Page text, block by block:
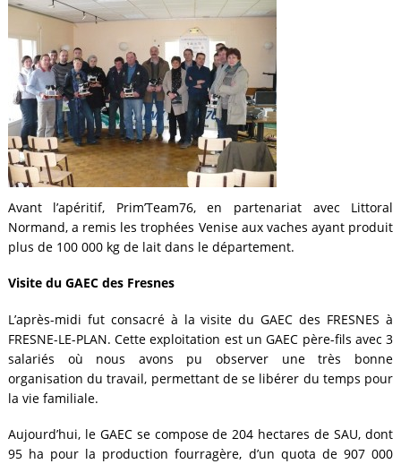
Avant l’apéritif, Prim’Team76, en partenariat avec Littoral
Normand, a remis les trophées Venise aux vaches ayant produit
plus de 100 000 kg de lait dans le département.
Visite du GAEC des Fresnes
L’après-midi fut consacré à la visite du GAEC des FRESNES à
FRESNE-LE-PLAN. Cette exploitation est un GAEC père-fils avec 3
salariés où nous avons pu observer une très bonne
organisation du travail, permettant de se libérer du temps pour
la vie familiale.
Aujourd’hui, le GAEC se compose de 204 hectares de SAU, dont
95 ha pour la production fourragère, d’un quota de 907 000